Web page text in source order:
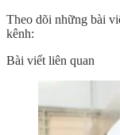
Theo dõi những bài
kênh:
Bài viết liên quan